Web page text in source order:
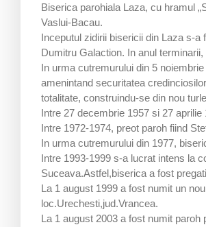
Biserica parohiala Laza, cu hramul
Vaslui-Bacau.
Inceputul zidirii bisericii din Laza s-
Dumitru Galaction. In anul
In urma cutremurului din 5
amenintand securitatea
totalitate, construindu-se din nou
Intre 27 decembrie 1957 si 27
Intre 1972-1974, preot paroh fiind
In urma cutremurului din 1977,
Intre 1993-1999 s-a lucrat intens la
Suceava.Astfel,biserica a fost
La 1 august 1999 a fost numit un
loc.Urechesti,jud.Vrancea.
La 1 august 2003 a fost numit